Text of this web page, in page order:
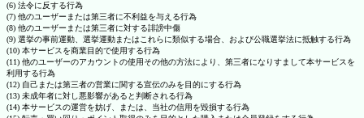
(6) 法令に反する行為
(7) 他のユーザーまたは第三者に不利益を与える行為
(8) 他のユーザーまたは第三者に対する誹謗中傷
(9) 選挙の事前運動、選挙運動またはこれらに類似する場合、および公職選挙法に抵触する行為
(10) 本サービスを商業目的で使用する行為
(11) 他のユーザーのアカウントの使用その他の方法により、第三者になりすまして本サービスを
利用する行為
(12) 自己または第三者の営業に関する宣伝のみを目的にする行為
(13) 未成年者に対し悪影響があると判断される行為
(14) 本サービスの運営を妨げ、または、当社の信用を毀損する行為